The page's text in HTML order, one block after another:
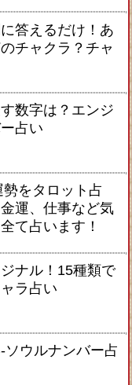
答えるだけ！あ
チャクラ？チャ
数字は？エンジ
占い
をタロット占
運、仕事など気
て占います！
ナル！15種類で
ラ占い
ソウルナンバー占